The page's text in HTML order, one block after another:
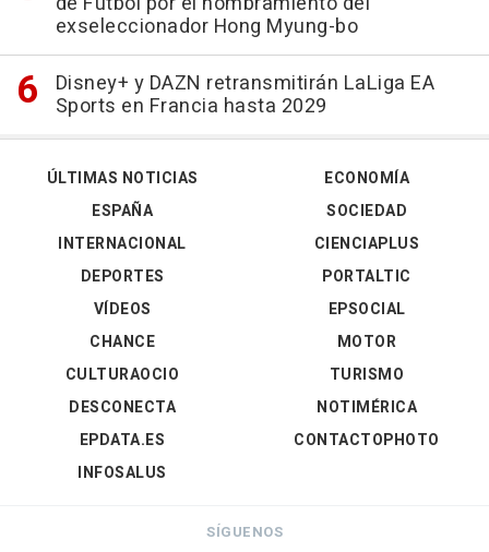
exseleccionador Hong Myung-bo
Disney+ y DAZN retransmitirán LaLiga EA
Sports en Francia hasta 2029
ÚLTIMAS NOTICIAS
ESPAÑA
INTERNACIONAL
DEPORTES
VÍDEOS
ECONOMÍA
SOCIEDAD
CIENCIAPLUS
PORTALTIC
EPSOCIAL
CHANCE
CULTURAOCIO
DESCONECTA
EPDATA.ES
INFOSALUS
MOTOR
TURISMO
NOTIMÉRICA
CONTACTOPHOTO
SÍGUENOS